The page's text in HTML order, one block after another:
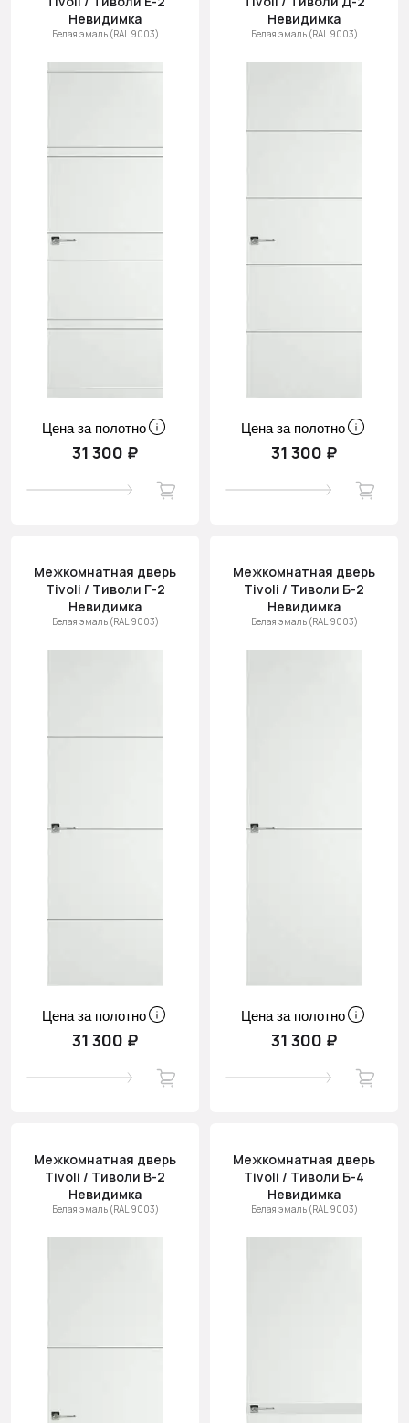
Невидимка
Белая эмаль (RAL 9003)
Цена за полотно
31 300 ₽
Невидимка
Белая эмаль (RAL 9003)
Цена за полотно
31 300 ₽
Межкомнатная дверь
Tivoli / Тиволи Г-2
Невидимка
Белая эмаль (RAL 9003)
Цена за полотно
31 300 ₽
Межкомнатная дверь
Tivoli / Тиволи Б-2
Невидимка
Белая эмаль (RAL 9003)
Цена за полотно
31 300 ₽
Межкомнатная дверь
Tivoli / Тиволи В-2
Невидимка
Белая эмаль (RAL 9003)
Межкомнатная дверь
Tivoli / Тиволи Б-4
Невидимка
Белая эмаль (RAL 9003)